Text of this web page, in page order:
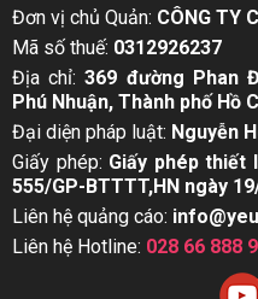
Đơn vị chủ Quản: CÔNG TY
Mã số thuế: 0312926237
Địa chỉ:369 đường Phan
Phú Nhuận, Thành phố Hồ
Đại diện pháp luật: Nguyễn
Giấy phép: Giấy phép thiết
555/GP-BTTTT,HN ngày
Liên hệ quảng cáo:
Liên hệ Hotline: 028 66 888